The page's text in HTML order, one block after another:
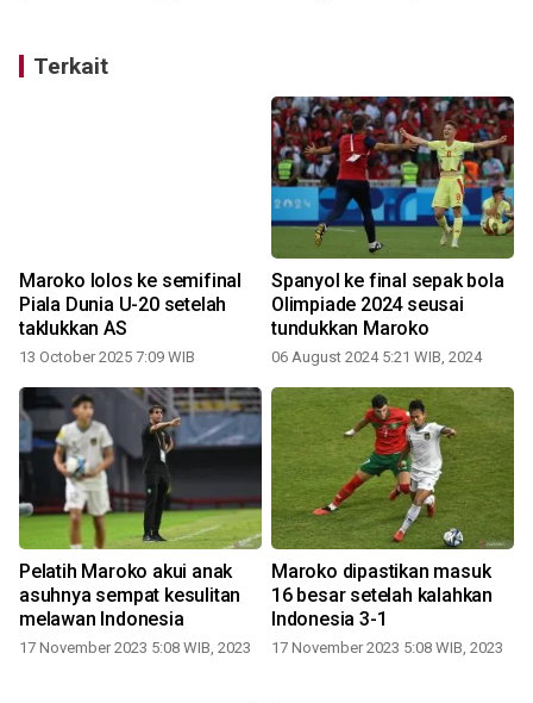
Terkait
Maroko lolos ke semifinal
Piala Dunia U-20 setelah
taklukkan AS
13 October 2025 7:09 WIB
Spanyol ke final sepak bola
Olimpiade 2024 seusai
tundukkan Maroko
06 August 2024 5:21 WIB, 2024
Pelatih Maroko akui anak
asuhnya sempat kesulitan
melawan Indonesia
17 November 2023 5:08 WIB, 2023
Maroko dipastikan masuk
16 besar setelah kalahkan
Indonesia 3-1
17 November 2023 5:08 WIB, 2023